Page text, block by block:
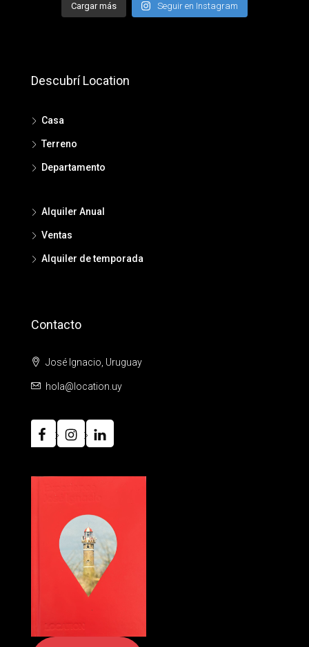
Cargar más Seguir en Instagram
Descubrí Location
Casa
Terreno
Departamento
Alquiler Anual
Ventas
Alquiler de temporada
Contacto
José Ignacio, Uruguay
hola@location.uy